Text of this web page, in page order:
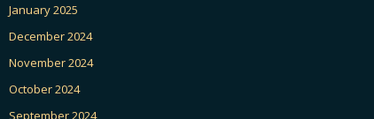
January 2025
December 2024
November 2024
October 2024
September 2024